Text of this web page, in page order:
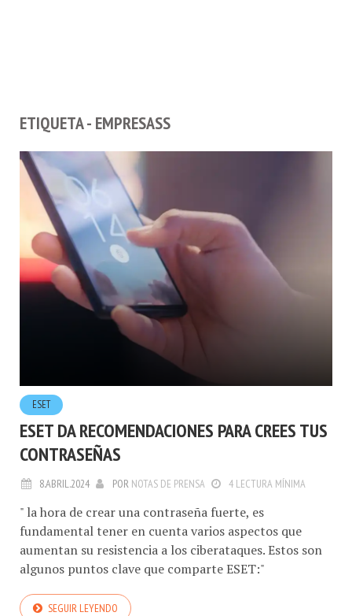
ETIQUETA - EMPRESASS
ESET
ESET DA RECOMENDACIONES PARA CREES TUS
CONTRASEÑAS
8.ABRIL.2024 POR NOTAS DE PRENSA 4 LECTURA MÍNIMA
" la hora de crear una contraseña fuerte, es
fundamental tener en cuenta varios aspectos que
aumentan su resistencia a los ciberataques. Estos son
algunos puntos clave que comparte ESET:"
SEGUIR LEYENDO